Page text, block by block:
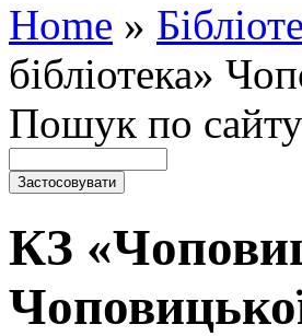
Home »
бібліотека»
Пошук по сайту
КЗ